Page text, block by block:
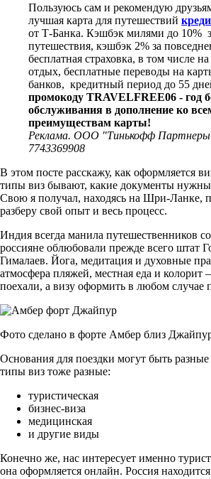
Пользуюсь сам и рекомендую
лучшая карта для путешествий
от Т-Банка. Кэшбэк милями до 10%
путешествия, кэшбэк 2% за
бесплатная страховка, в том числе
отдых, бесплатные переводы на
банков, кредитный период до 55
промокоду TRAVELFREE06 - год
обслуживания в дополнение ко
преимуществам карты!
Реклама. ООО "Тинькофф
7743369908
В этом посте расскажу, как оформляется
типы виз бывают, какие документы нужны
Свою я получал, находясь на Шри-Ланке,
разберу свой опыт и весь процесс.
Индия всегда манила путешественников со
россияне облюбовали прежде всего штат
Гималаев. Йога, медитация и духовные
атмосфера пляжей, местная еда и
поехали, а визу оформить в любом случае
Фото сделано в форте Амбер близ
Основания для поездки могут быть разные
типы виз тоже разные:
туристическая
бизнес-виза
медицинская
и другие виды
Конечно же, нас интересует именно
она оформляется онлайн. Россия